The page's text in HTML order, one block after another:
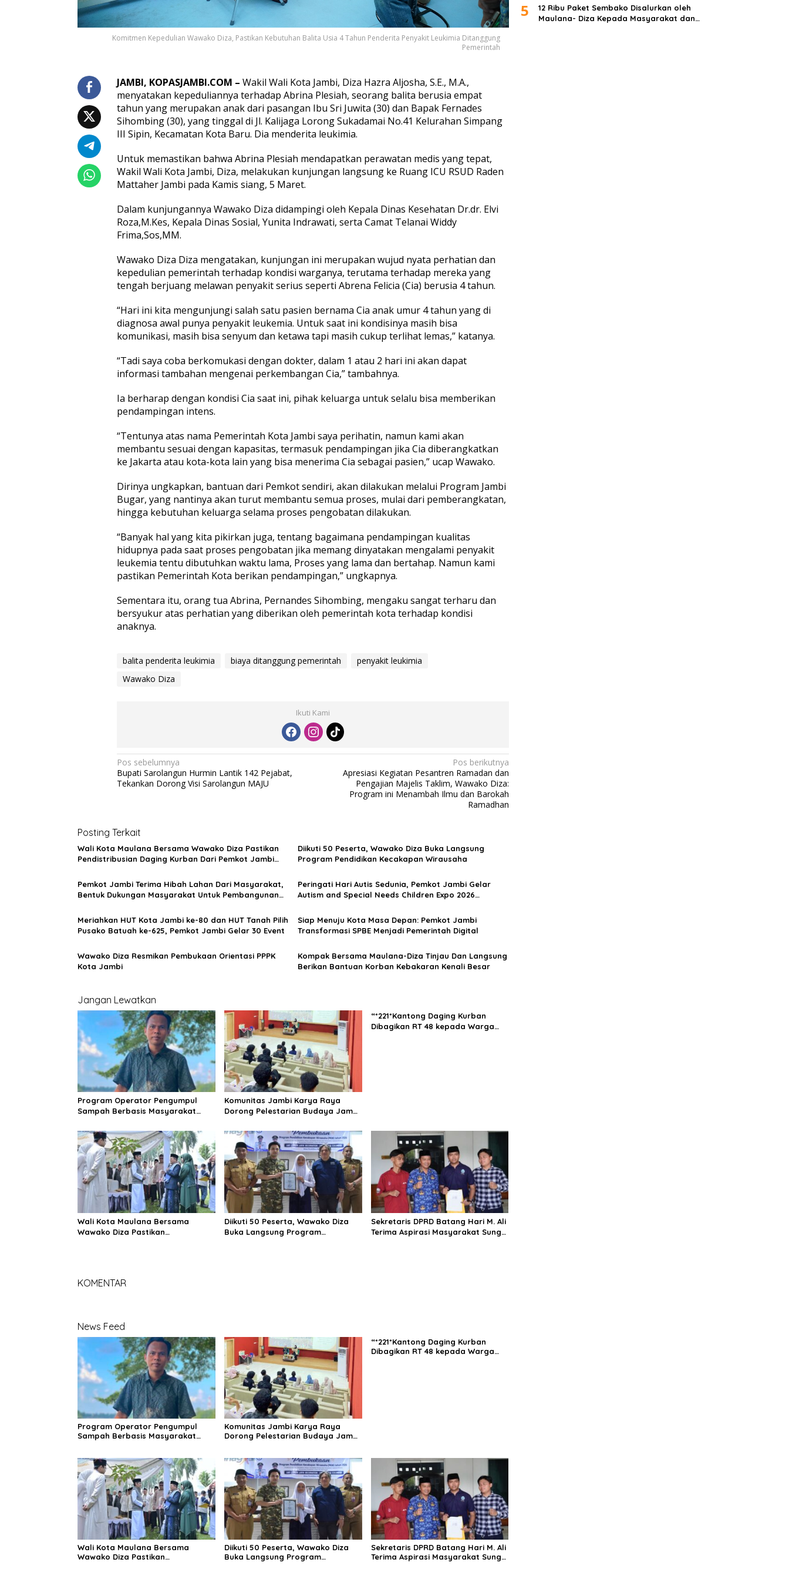
e
b
h
a
n
B
a
l
a
U
s
a
4
T
u
n
P
e
d
e
r
i
a
P
n
a
i
t
L
k
i
m
a
D
i
t
a
g
g
u
e
Komitmen Kepedulian Wawako Diza, Pastikan Kebutuhan Balita Usia 4 Tahun Penderita Penyakit Leukimia Ditanggung
Pemerintah
JAMBI, KOPASJAMBI.COM – Wakil Wali Kota Jambi, Diza Hazra Aljosha, S.E., M.A.,
menyatakan kepeduliannya terhadap Abrina Plesiah, seorang balita berusia empat
tahun yang merupakan anak dari pasangan Ibu Sri Juwita (30) dan Bapak Fernades
Sihombing (30), yang tinggal di Jl. Kalijaga Lorong Sukadamai No.41 Kelurahan Simpang
III Sipin, Kecamatan Kota Baru. Dia menderita leukimia.
Untuk memastikan bahwa Abrina Plesiah mendapatkan perawatan medis yang tepat,
Wakil Wali Kota Jambi, Diza, melakukan kunjungan langsung ke Ruang ICU RSUD Raden
Mattaher Jambi pada Kamis siang, 5 Maret.
Dalam kunjungannya Wawako Diza didampingi oleh Kepala Dinas Kesehatan Dr.dr. Elvi
Roza,M.Kes, Kepala Dinas Sosial, Yunita Indrawati, serta Camat Telanai Widdy
Frima,Sos,MM.
Wawako Diza Diza mengatakan, kunjungan ini merupakan wujud nyata perhatian dan
kepedulian pemerintah terhadap kondisi warganya, terutama terhadap mereka yang
tengah berjuang melawan penyakit serius seperti Abrena Felicia (Cia) berusia 4 tahun.
“Hari ini kita mengunjungi salah satu pasien bernama Cia anak umur 4 tahun yang di
diagnosa awal punya penyakit leukemia. Untuk saat ini kondisinya masih bisa
komunikasi, masih bisa senyum dan ketawa tapi masih cukup terlihat lemas,” katanya.
“Tadi saya coba berkomukasi dengan dokter, dalam 1 atau 2 hari ini akan dapat
informasi tambahan mengenai perkembangan Cia,” tambahnya.
Ia berharap dengan kondisi Cia saat ini, pihak keluarga untuk selalu bisa memberikan
pendampingan intens.
“Tentunya atas nama Pemerintah Kota Jambi saya perihatin, namun kami akan
membantu sesuai dengan kapasitas, termasuk pendampingan jika Cia diberangkatkan
ke Jakarta atau kota-kota lain yang bisa menerima Cia sebagai pasien,” ucap Wawako.
Dirinya ungkapkan, bantuan dari Pemkot sendiri, akan dilakukan melalui Program Jambi
Bugar, yang nantinya akan turut membantu semua proses, mulai dari pemberangkatan,
hingga kebutuhan keluarga selama proses pengobatan dilakukan.
“Banyak hal yang kita pikirkan juga, tentang bagaimana pendampingan kualitas
hidupnya pada saat proses pengobatan jika memang dinyatakan mengalami penyakit
leukemia tentu dibutuhkan waktu lama, Proses yang lama dan bertahap. Namun kami
pastikan Pemerintah Kota berikan pendampingan,” ungkapnya.
Sementara itu, orang tua Abrina, Pernandes Sihombing, mengaku sangat terharu dan
bersyukur atas perhatian yang diberikan oleh pemerintah kota terhadap kondisi
anaknya.
balita penderita leukimia biaya ditanggung pemerintah
penyakit leukimia
Wawako Diza
Ikuti Kami
N
a
g
a
s
i
p
o
s
Pos sebelumnya
Bupati Sarolangun Hurmin Lantik 142 Pejabat,
Tekankan Dorong Visi Sarolangun MAJU
Pos berikutnya
Apresiasi Kegiatan Pesantren Ramadan dan
Pengajian Majelis Taklim, Wawako Diza:
Program ini Menambah Ilmu dan Barokah
Ramadhan
Posting Terkait
Wali Kota Maulana Bersama Wawako Diza Pastikan
Pendistribusian Daging Kurban Dari Pemkot Jambi
Diikuti 50 Peserta, Wawako Diza Buka Langsung
Program Pendidikan Kecakapan Wirausaha
Pemkot Jambi Terima Hibah Lahan Dari Masyarakat,
Bentuk Dukungan Masyarakat Untuk Pembangunan
Peringati Hari Autis Sedunia, Pemkot Jambi Gelar
Autism and Special Needs Children Expo 2026
Meriahkan HUT Kota Jambi ke-80 dan HUT Tanah Pilih
Pusako Batuah ke-625, Pemkot Jambi Gelar 30 Event
Siap Menuju Kota Masa Depan: Pemkot Jambi
Transformasi SPBE Menjadi Pemerintah Digital
Wawako Diza Resmikan Pembukaan Orientasi PPPK
Kota Jambi
Kompak Bersama Maulana-Diza Tinjau Dan Langsung
Berikan Bantuan Korban Kebakaran Kenali Besar
Jangan Lewatkan
Program Operator Pengumpul
Sampah Berbasis Masyarakat
dan Kontra, Rully Arizal: Pahami
Dulu Tujuan Programnya !!!
Komunitas Jambi Karya Raya
Dorong Pelestarian Budaya Jambi
Generasi Muda Jambi
“*221*Kantong Daging Kurban
Dibagikan RT 48 kepada Warga
Wali Kota Maulana Bersama
Wawako Diza Pastikan
Diikuti 50 Peserta, Wawako Diza
Buka Langsung Program
Sekretaris DPRD Batang Hari M. Ali
Terima Aspirasi Masyarakat Sungai
KOMENTAR
News Feed
Program Operator Pengumpul
Sampah Berbasis Masyarakat
Dulu Tujuan Programnya !!!
Komunitas Jambi Karya Raya
Dorong Pelestarian Budaya Jambi
“*221*Kantong Daging Kurban
Dibagikan RT 48 kepada Warga
Wali Kota Maulana Bersama
Wawako Diza Pastikan
Diikuti 50 Peserta, Wawako Diza
Buka Langsung Program
Sekretaris DPRD Batang Hari M. Ali
Terima Aspirasi Masyarakat Sungai
5
12 Ribu Paket Sembako Disalurkan oleh
Maulana- Diza Kepada Masyarakat dan